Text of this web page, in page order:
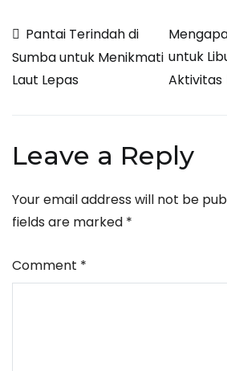
Post
navigation
Pantai Terindah di
Sumba untuk Menikmati
Laut Lepas
untuk
Aktivitas
Leave a Reply
Your email address will not be
fields are marked *
Comment *